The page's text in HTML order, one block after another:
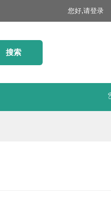
您好,请登录